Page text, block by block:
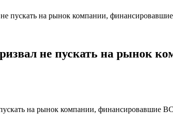
пускать на рынок компании,
не пускать на рынок